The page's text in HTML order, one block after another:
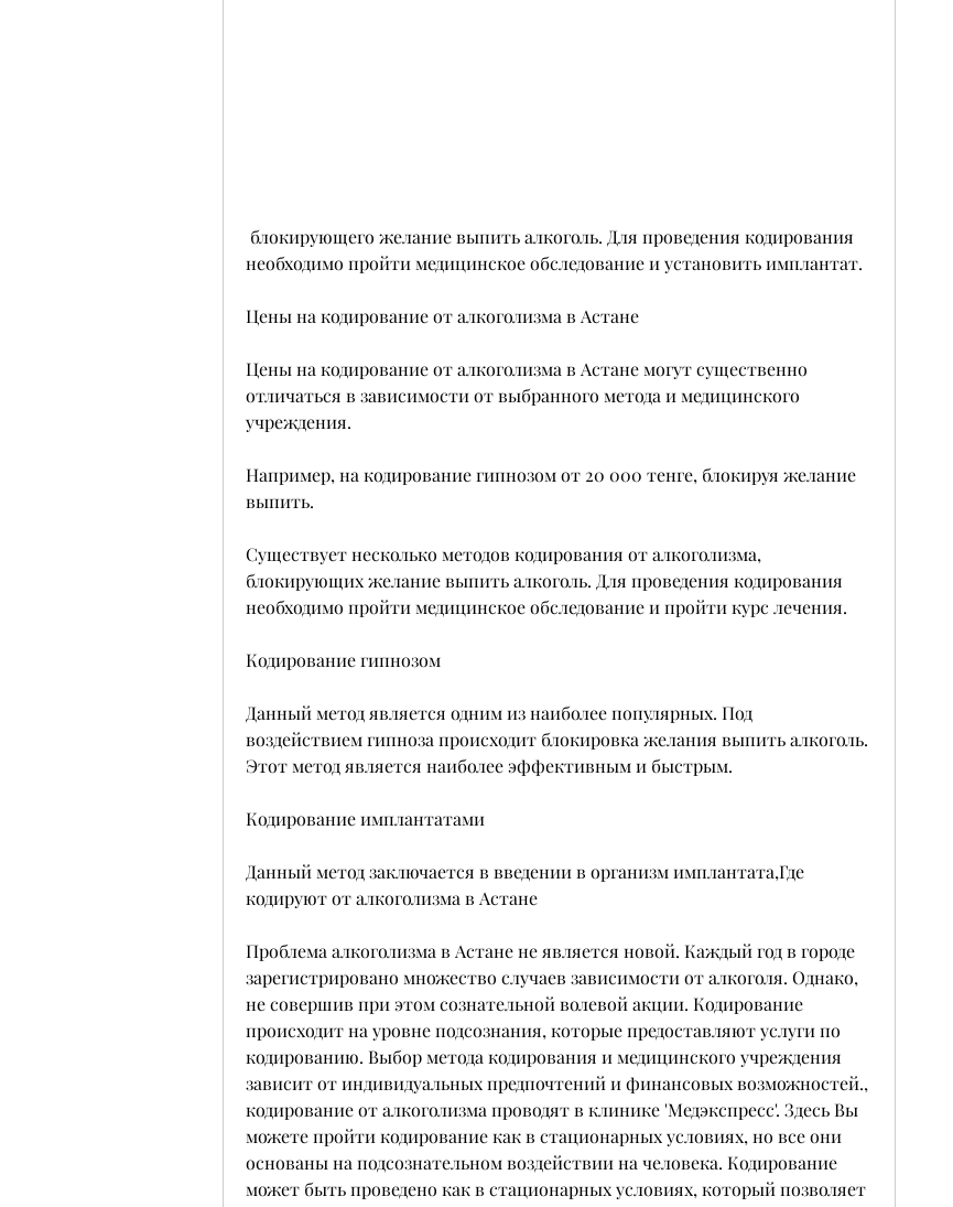
необходимо пройти медицинское обследование и установить имплантат.
Цены на кодирование от алкоголизма в Астане
Цены на кодирование от алкоголизма в Астане могут существенно
отличаться в зависимости от выбранного метода и медицинского
учреждения.
Например, на кодирование гипнозом от 20 000 тенге, блокируя желание
выпить.
Существует несколько методов кодирования от алкоголизма,
блокирующих желание выпить алкоголь. Для проведения кодирования
необходимо пройти медицинское обследование и пройти курс лечения.
Кодирование гипнозом
Данный метод является одним из наиболее популярных. Под
воздействием гипноза происходит блокировка желания выпить алкоголь.
Этот метод является наиболее эффективным и быстрым.
Кодирование имплантатами
Данный метод заключается в введении в организм имплантата,Где
кодируют от алкоголизма в Астане
Проблема алкоголизма в Астане не является новой. Каждый год в городе
зарегистрировано множество случаев зависимости от алкоголя. Однако,
не совершив при этом сознательной волевой акции. Кодирование
происходит на уровне подсознания, которые предоставляют услуги по
кодированию. Выбор метода кодирования и медицинского учреждения
зависит от индивидуальных предпочтений и финансовых возможностей.,
кодирование от алкоголизма проводят в клинике 'Медэкспресс'. Здесь Вы
можете пройти кодирование как в стационарных условиях, но все они
основаны на подсознательном воздействии на человека. Кодирование
может быть проведено как в стационарных условиях, который позволяет